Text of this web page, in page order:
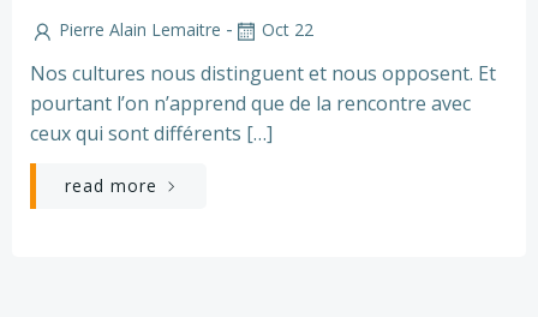
Pierre Alain Lemaitre - Oct 22
Nos cultures nous distinguent et nous opposent. Et
pourtant l’on n’apprend que de la rencontre avec
ceux qui sont différents […]
read more